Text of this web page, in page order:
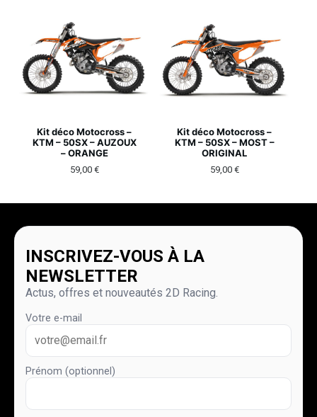
Kit déco Motocross –
KTM – 50SX – AUZOUX
– ORANGE
59,00 €
Kit déco Motocross –
KTM – 50SX – MOST –
ORIGINAL
59,00 €
INSCRIVEZ-VOUS À LA
NEWSLETTER
Actus, offres et nouveautés 2D Racing.
Votre e-mail
Prénom (optionnel)